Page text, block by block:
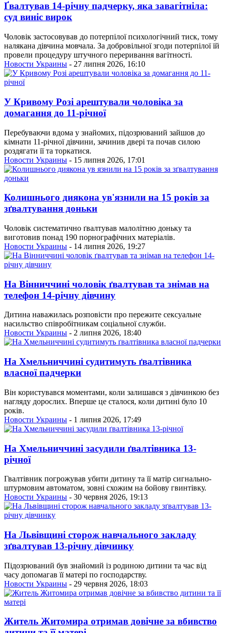
Ґвалтував 14-річну падчерку, яка завагітніла:
суд виніс вирок
Чоловік застосовував до потерпілої психологічний тиск, тому
налякана дівчина мовчала. За добровільної згоди потерпілої їй
провели процедуру штучного переривання вагітності.
Новости Украины - 27 липня 2026, 16:10
У Кривому Розі арештували чоловіка за
домагання до 11-річної
Перебуваючи вдома у знайомих, підозрюваний зайшов до
кімнати 11-річної дівчини, зачинив двері та почав силою
роздягати її та торкатися.
Новости Украины - 15 липня 2026, 17:01
Колишнього диякона ув'язнили на 15 років за
зґвалтування доньки
Чоловік систематично ґвалтував малолітню доньку та
виготовив понад 190 порнографічних матеріалів.
Новости Украины - 14 липня 2026, 19:27
На Вінниччині чоловік ґвалтував та знімав на
телефон 14-річну дівчину
Дитина наважилась розповісти про пережите сексуальне
насильство співробітникам соціальної служби.
Новости Украины - 2 липня 2026, 18:40
На Хмельниччині судитимуть ґвалтівника
власної падчерки
Він користувався моментами, коли залишався з дівчинкою без
нагляду дорослих. Вперше це сталося, коли дитині було 10
років.
Новости Украины - 1 липня 2026, 17:49
На Хмельниччині засудили ґвалтівника 13-
річної
Гвалтівник погрожував убити дитину та її матір сигнально-
штурмовим автоматом, зовні схожим на бойову гвинтівку.
Новости Украины - 30 червня 2026, 19:13
На Львівщині сторож навчального закладу
зґвалтував 13-річну дівчинку
Підозрюваний був знайомий із родиною дитини та час від
часу допомагав її матері по господарству.
Новости Украины - 29 червня 2026, 18:03
Житель Житомира отримав довічне за вбивство